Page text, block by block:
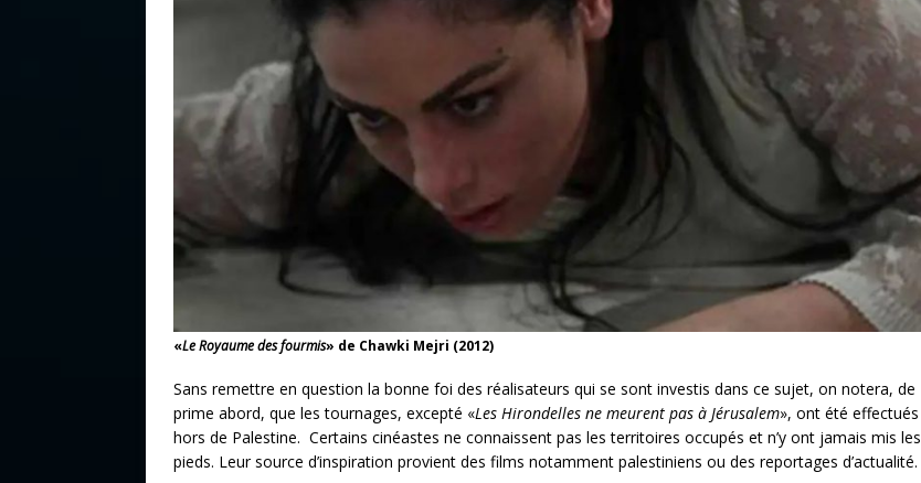
«Le Royaume des fourmis» de Chawki Mejri (2012)
Sans remettre en question la bonne foi des réalisateurs qui se sont investis dans ce sujet, on notera, de
prime abord, que les tournages, excepté «Les Hirondelles ne meurent pas à Jérusalem», ont été effectués
hors de Palestine. Certains cinéastes ne connaissent pas les territoires occupés et n’y ont jamais mis les
pieds. Leur source d’inspiration provient des films notamment palestiniens ou des reportages d’actualité.